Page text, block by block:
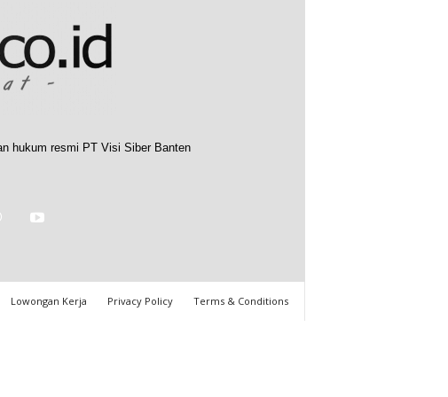
hukum resmi PT Visi Siber Banten
Lowongan Kerja Privacy Policy Terms & Conditions